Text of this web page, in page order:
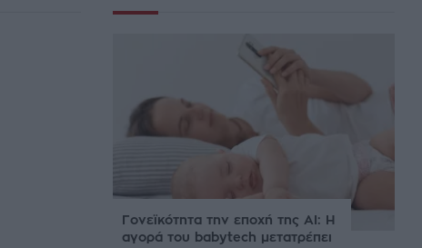
Γονεϊκότητα την εποχή της AI: Η
αγορά του babytech μετατρέπει